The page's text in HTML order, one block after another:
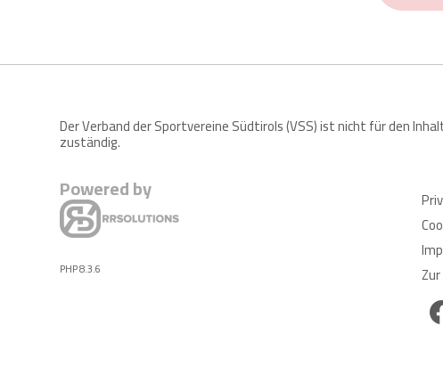
Der Verband der Sportvereine Südtirols (VSS) ist nicht für den
zuständig.
Powered by
PHP 8.3.6